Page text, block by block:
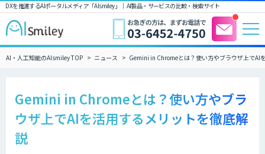
DXを推進するAIポータルメディア「AIsmiley」｜ AI製品・サービスの比較・検索サイト
AI・人工知能のAIsmiley TOP ニュース Gemini in Chromeとは？使い方やブラウザ上でAI
Gemini in Chromeとは？使い方やブラ
ウザ上でAIを活用するメリットを徹底解
説